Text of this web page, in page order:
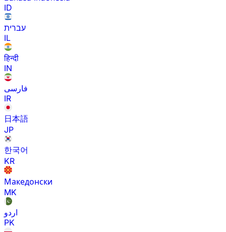
ID
עברית
IL
हिन्दी
IN
فارسی
IR
日本語
JP
한국어
KR
Македонски
MK
اردو
PK